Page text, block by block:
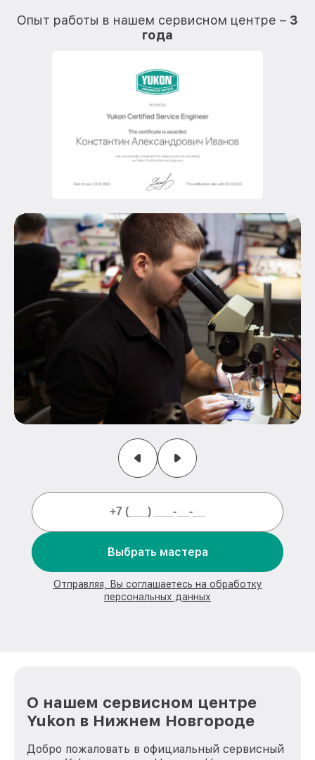
Опыт работы в нашем сервисном центре – 3
года
Выбрать мастера
Отправляя, Вы соглашаетесь на обработку
персональных данных
О нашем сервисном центре
Yukon в Нижнем Новгороде
Добро пожаловать в официальный сервисный